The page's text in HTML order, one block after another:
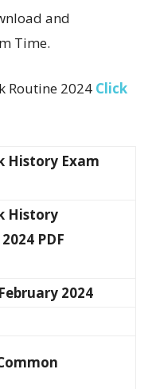
and
Time.
Routine 2024 Click
History Exam
History
PDF
2024